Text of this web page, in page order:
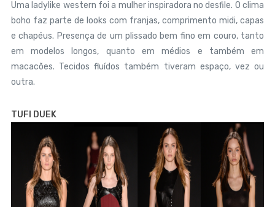
Uma ladylike western foi a mulher inspiradora no desfile. O clima
boho faz parte de looks com franjas, comprimento midi, capas
e chapéus. Presença de um plissado bem fino em couro, tanto
em modelos longos, quanto em médios e também em
macacões. Tecidos fluídos também tiveram espaço, vez ou
outra.
TUFI DUEK